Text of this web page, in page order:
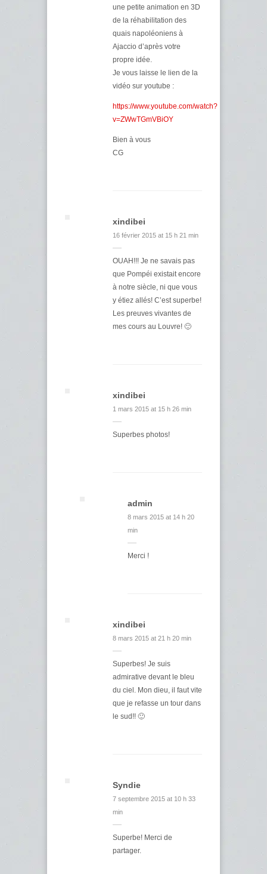
une petite animation en 3D
de la réhabilitation des
quais napoléoniens à
Ajaccio d’après votre
propre idée.
Je vous laisse le lien de la
vidéo sur youtube :
https://www.youtube.com/watch?
v=ZWwTGmVBiOY
Bien à vous
CG
xindibei
16 février 2015 at 15 h 21 min
OUAH!!! Je ne savais pas
que Pompéi existait encore
à notre siècle, ni que vous
y étiez allés! C’est superbe!
Les preuves vivantes de
mes cours au Louvre! 🙂
xindibei
1 mars 2015 at 15 h 26 min
Superbes photos!
admin
8 mars 2015 at 14 h 20
min
Merci !
xindibei
8 mars 2015 at 21 h 20 min
Superbes! Je suis
admirative devant le bleu
du ciel. Mon dieu, il faut vite
que je refasse un tour dans
le sud!! 🙂
Syndie
7 septembre 2015 at 10 h 33
min
Superbe! Merci de
partager.